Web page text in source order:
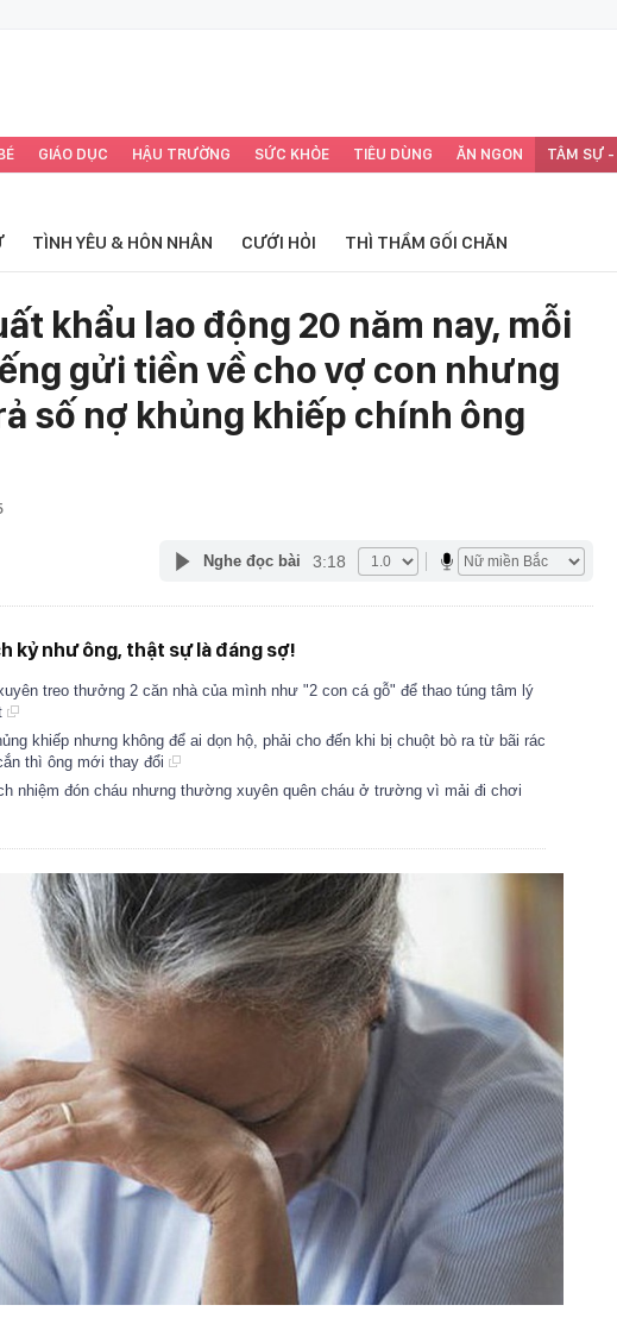
GIÁO DỤC HẬU TRƯỜNG SỨC KHỎE TIÊU DÙNG ĂN NGON TÂM SỰ
TÌNH YÊU & HÔN NHÂN CƯỚI HỎI THÌ THẦM GỐI CHĂN
khẩu lao động 20 năm nay, mỗi
gửi tiền về cho vợ con nhưng
số nợ khủng khiếp chính ông
Nghe đọc bài 3:18
kỷ như ông, thật sự là đáng sợ!
treo thưởng 2 căn nhà của mình như "2 con cá gỗ" để thao túng tâm lý
khiếp nhưng không để ai dọn hộ, phải cho đến khi bị chuột bò ra từ bãi rác
thì ông mới thay đổi
nhiệm đón cháu nhưng thường xuyên quên cháu ở trường vì mải đi chơi